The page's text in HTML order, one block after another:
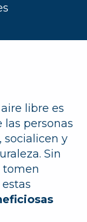
libre es
personas
socialicen y
Sin
tomen